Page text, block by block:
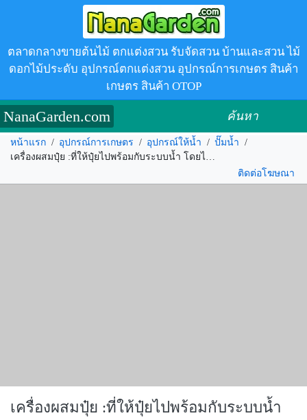
ตลาดกลางขายต้นไม้ ตกแต่งสวน รับจัดสวน บ้านและสวน ไม้
ดอกไม้ประดับ อุปกรณ์ตกแต่งสวน อุปกรณ์การเกษตร สินค้า
เกษตร สินค้า OTOP
NanaGarden.com ค้นหา
หน้าแรก / อุปกรณ์การเกษตร / อุปกรณ์ให้น้ำ / ปั๊มน้ำ /
ติดต่อโฆษณา
เครื่องผสมปุ๋ย :ที่ให้ปุ๋ยไปพร้อมกับระบบน้ำ